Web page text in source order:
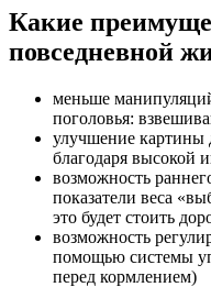
Какие
повседневной
меньше
поголовья:
улучшение картины
благодаря высокой
возможность
показатели веса
это будет стоить
возможность
помощью системы
перед кормлением)